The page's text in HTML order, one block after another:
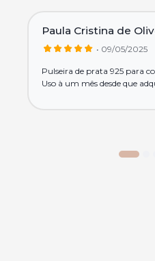
Paula Cristina de
• 09/05/2025
Pulseira de prata 925 para
Uso à um mês desde que